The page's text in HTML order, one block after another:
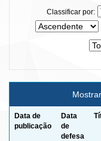
Classificar por:
Data de
publicação
Data
de
defesa